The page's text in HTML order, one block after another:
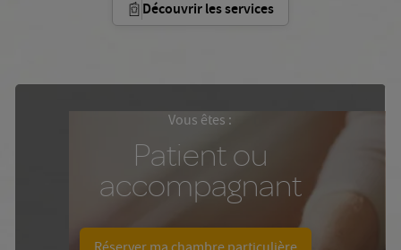
Découvrir les services
Vous êtes :
Patient ou
accompagnant